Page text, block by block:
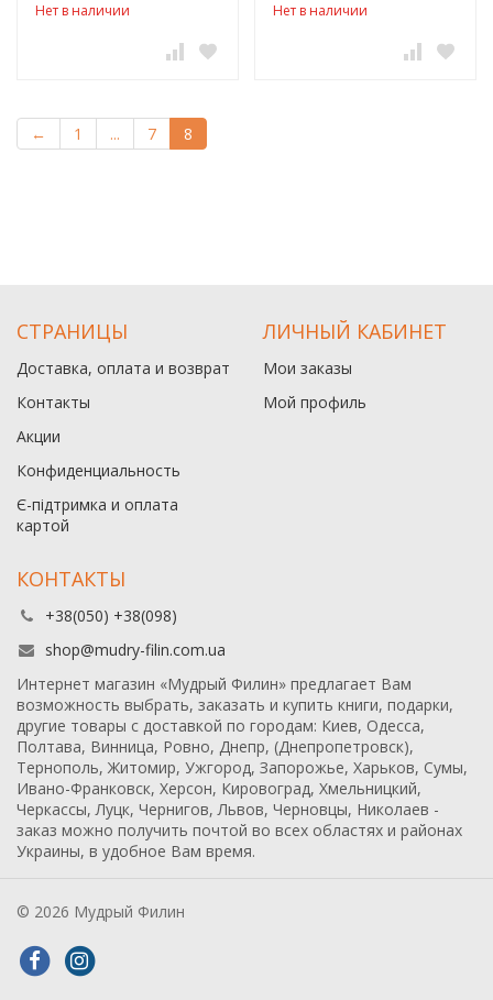
Нет в наличии
Нет в наличии
← 1 ... 7 8
СТРАНИЦЫ
Доставка, оплата и возврат
Контакты
Акции
Конфиденциальность
Є-підтримка и оплата
картой
ЛИЧНЫЙ КАБИНЕТ
Мои заказы
Мой профиль
КОНТАКТЫ
+38(050) +38(098)
shop@mudry-filin.com.ua
Интернет магазин «Мудрый Филин» предлагает Вам
возможность выбрать, заказать и купить книги, подарки,
другие товары с доставкой по городам: Киев, Одесса,
Полтава, Винница, Ровно, Днепр, (Днепропетровск),
Тернополь, Житомир, Ужгород, Запорожье, Харьков, Сумы,
Ивано-Франковск, Херсон, Кировоград, Хмельницкий,
Черкассы, Луцк, Чернигов, Львов, Черновцы, Николаев -
заказ можно получить почтой во всех областях и районах
Украины, в удобное Вам время.
© 2026 Мудрый Филин